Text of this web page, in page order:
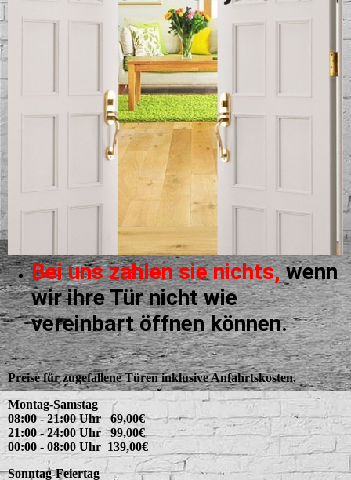
Bei uns zahlen sie nichts,wenn
wir ihre Tür nicht wie
vereinbart öffnen können.
Preise für zugefallene Türen inklusive Anfahrtskosten.
Montag-Samstag
08:00 - 21:00 Uhr 69,00€
21:00 - 24:00 Uhr 99,00€
00:00 - 08:00 Uhr 139,00€
Sonntag-Feiertag